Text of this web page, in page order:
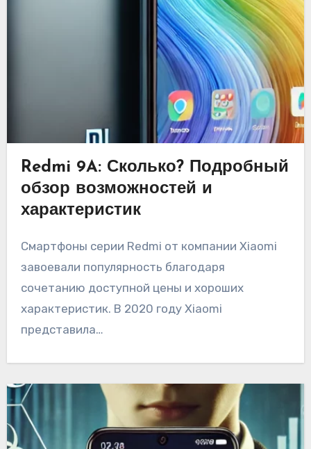
Redmi 9A: Сколько? Подробный
обзор возможностей и
характеристик
Смартфоны серии Redmi от компании Xiaomi
завоевали популярность благодаря
сочетанию доступной цены и хороших
характеристик. В 2020 году Xiaomi
представила…